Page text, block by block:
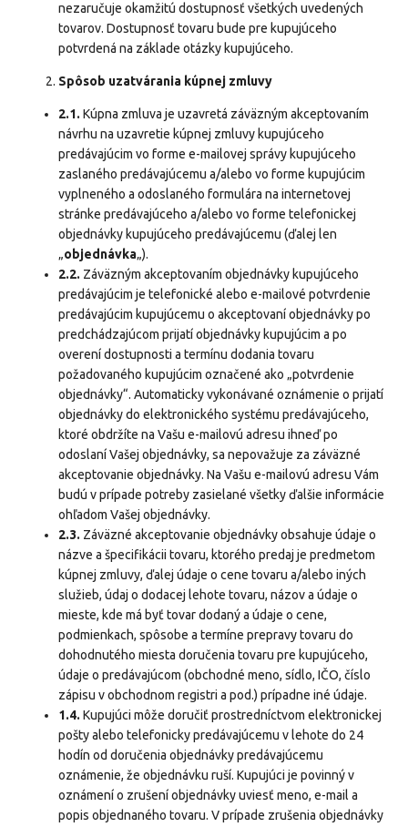
nezaručuje okamžitú dostupnosť všetkých uvedených
tovarov. Dostupnosť tovaru bude pre kupujúceho
potvrdená na základe otázky kupujúceho.
Spôsob uzatvárania kúpnej zmluvy
2.1. Kúpna zmluva je uzavretá záväzným akceptovaním
návrhu na uzavretie kúpnej zmluvy kupujúceho
predávajúcim vo forme e-mailovej správy kupujúceho
zaslaného predávajúcemu a/alebo vo forme kupujúcim
vyplneného a odoslaného formulára na internetovej
stránke predávajúceho a/alebo vo forme telefonickej
objednávky kupujúceho predávajúcemu (ďalej len
„objednávka„).
2.2. Záväzným akceptovaním objednávky kupujúceho
predávajúcim je telefonické alebo e-mailové potvrdenie
predávajúcim kupujúcemu o akceptovaní objednávky po
predchádzajúcom prijatí objednávky kupujúcim a po
overení dostupnosti a termínu dodania tovaru
požadovaného kupujúcim označené ako „potvrdenie
objednávky“. Automaticky vykonávané oznámenie o prijatí
objednávky do elektronického systému predávajúceho,
ktoré obdržíte na Vašu e-mailovú adresu ihneď po
odoslaní Vašej objednávky, sa nepovažuje za záväzné
akceptovanie objednávky. Na Vašu e-mailovú adresu Vám
budú v prípade potreby zasielané všetky ďalšie informácie
ohľadom Vašej objednávky.
2.3. Záväzné akceptovanie objednávky obsahuje údaje o
názve a špecifikácii tovaru, ktorého predaj je predmetom
kúpnej zmluvy, ďalej údaje o cene tovaru a/alebo iných
služieb, údaj o dodacej lehote tovaru, názov a údaje o
mieste, kde má byť tovar dodaný a údaje o cene,
podmienkach, spôsobe a termíne prepravy tovaru do
dohodnutého miesta doručenia tovaru pre kupujúceho,
údaje o predávajúcom (obchodné meno, sídlo, IČO, číslo
zápisu v obchodnom registri a pod.) prípadne iné údaje.
1.4. Kupujúci môže doručiť prostredníctvom elektronickej
pošty alebo telefonicky predávajúcemu v lehote do 24
hodín od doručenia objednávky predávajúcemu
oznámenie, že objednávku ruší. Kupujúci je povinný v
oznámení o zrušení objednávky uviesť meno, e-mail a
popis objednaného tovaru. V prípade zrušenia objednávky